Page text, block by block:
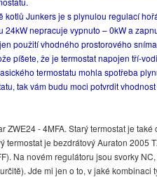
kotlů Junkers je s plynulou regulací
24kW nepracuje vypnuto – 0kW a
použití vhodného prostorového
píšete, že je termostat napojen tří-
termostatu mohla spotřeba
tak vám budu moci potvrdit
ZWE24 - 4MFA. Starý termostat je
termostat je bezdrátový Auraton 2005
Na novém regulátoru jsou svorky
Jde mi jen o to, v jaké kombinaci